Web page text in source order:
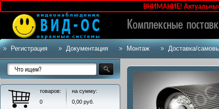
Регистрация Документация Монтаж Доставка/
ВНИМАНИЕ! Актуальные
товаров:
0
на сумму:
0,00 руб.